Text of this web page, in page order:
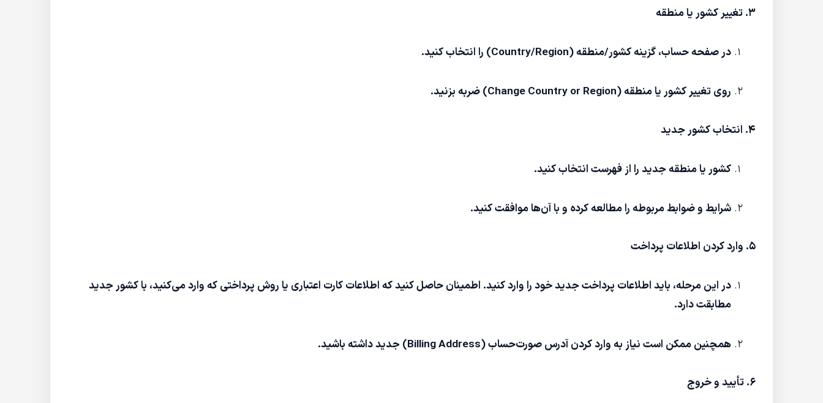
۳. تغییر کشور یا منطقه
در صفحه حساب، گزینه کشور/منطقه (Country/Region) را انتخاب کنید.
روی تغییر کشور یا منطقه (Change Country or Region) ضربه بزنید.
۴. انتخاب کشور جدید
کشور یا منطقه جدید را از فهرست انتخاب کنید.
شرایط و ضوابط مربوطه را مطالعه کرده و با آن‌ها موافقت کنید.
۵. وارد کردن اطلاعات پرداخت
در این مرحله، باید اطلاعات پرداخت جدید خود را وارد کنید. اطمینان حاصل کنید که اطلاعات کارت اعتباری یا روش پرداختی که وارد می‌کنید، با کشور جدید
مطابقت دارد.
همچنین ممکن است نیاز به وارد کردن آدرس صورت‌حساب (Billing Address) جدید داشته باشید.
۶. تأیید و خروج